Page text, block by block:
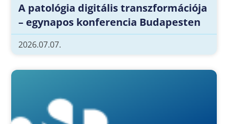
A patológia digitális transzformációja
– egynapos konferencia Budapesten
2026.07.07.